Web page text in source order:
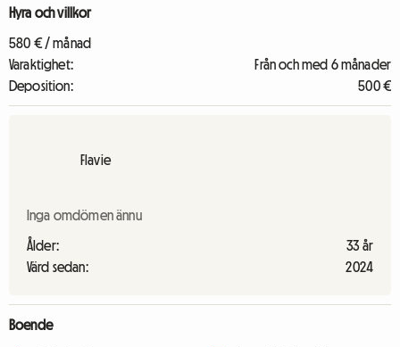
Hyra och villkor
580 € / månad
Varaktighet:
Från och med 6 månader
Deposition:
500 €
Flavie
Inga omdömen ännu
Ålder:
33 år
Värd sedan:
2024
Boende